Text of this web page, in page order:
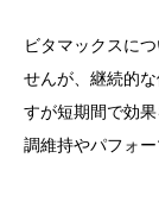
ビタマックスに
せんが、継続的
すが短期間で効
調維持やパフォー